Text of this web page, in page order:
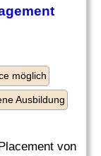
möglich
Ausbildung
von